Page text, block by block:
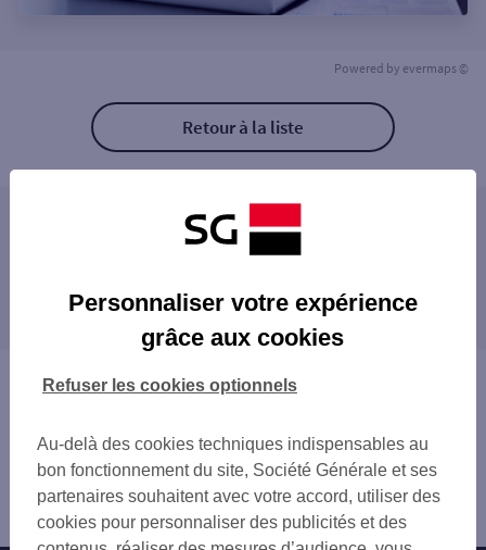
Powered by evermaps ©
Retour à la liste
Les distributeurs/automates à proximité
AUBENAS 6 CHEM DE LA PLAINE
AUBENAS
AUBENAS 31 BD GAMBETTA
proximité
Vous êtes ici : Accueil
Ruoms
Distributeur/automate RUOMS
Personnaliser votre expérience
grâce aux cookies
Au-delà des cookies techniques indispensables au
bon fonctionnement du site, Société Générale et ses
partenaires souhaitent avec votre accord, utiliser des
cookies pour personnaliser des publicités et des
Refuser les cookies optionnels